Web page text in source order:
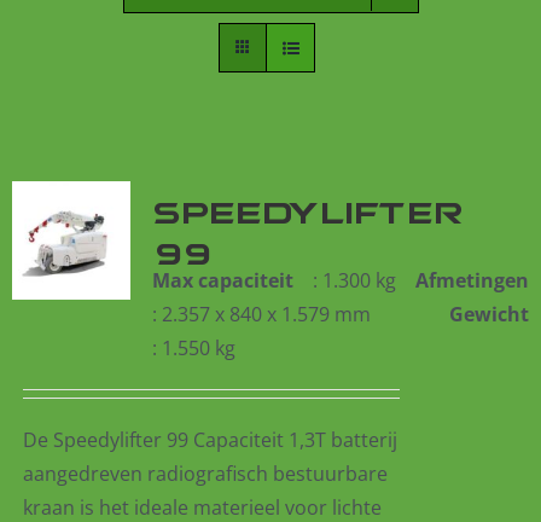
SPEEDYLIFTER
99
Max capaciteit : 1.300 kg
Afmetingen
: 2.357 x 840 x 1.579 mm
Gewicht
: 1.550 kg
De Speedylifter 99 Capaciteit 1,3T batterij
aangedreven radiografisch bestuurbare
kraan is het ideale materieel voor lichte